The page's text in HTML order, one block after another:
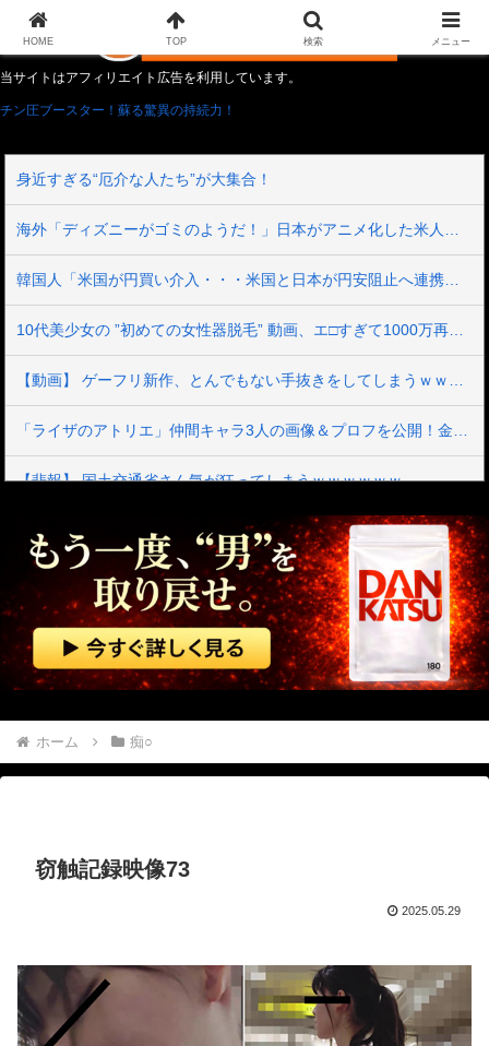
当サイトはアフィリエイト広告を利用しています。
チン圧ブースター！蘇る驚異の持続力！
身近すぎる“厄介な人たち”が大集合！
【悲報】 国土交通省さん気が狂ってしまうｗｗｗｗｗｗ
仲良し女子3人が同じ中学を一緒に受験して合格したから3人で進学するんだってと言ってる
【速報】 新ガチャ「彩獣神祭」登場！？ルール詳細がこちら
アメリカ・ミシガン州の民主党予備選挙 イスラム教徒の“急進左派”候補が勝利確実に⋯トランプ氏は批判
【速報】 しんぶん赤旗、短期間に1700件の購読申し込みで嬉し泣き→「うそでーす」虚偽申し込みと判明→ 共産党が刑事告訴「厳重な処罰を求める」
【アメリカ】 ウォルマートでクリスマスの悪ふざけが騒動に サンタ姿のTikTokerに客が激怒
【動画】 野菜売りのおじさんにドローンを特攻させるおそロシア。
ワイ「米津玄師ってソロじゃなくてバンドのボーカルならよかったよね」
ホーム 痴○
窃触記録映像73
2025.05.29
HOME TOP 検索 メニュー